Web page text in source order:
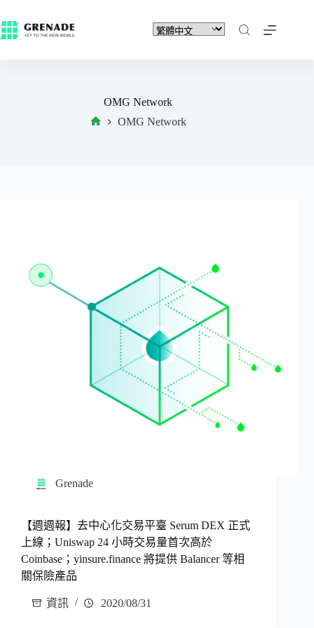
OMG Network
OMG Network
Grenade
【週週報】去中心化交易平臺 Serum DEX 正式
上線；Uniswap 24 小時交易量首次高於
Coinbase；yinsure.finance 將提供 Balancer 等相
關保險產品
資訊 2020/08/31